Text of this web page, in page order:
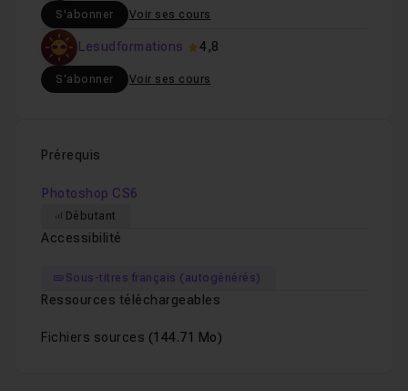
S'abonner Voir ses cours
Lesudformations 4,8
S'abonner Voir ses cours
Prérequis
Photoshop CS6
Débutant
Accessibilité
Sous-titres français (autogénérés)
Ressources téléchargeables
Fichiers sources (144.71 Mo)